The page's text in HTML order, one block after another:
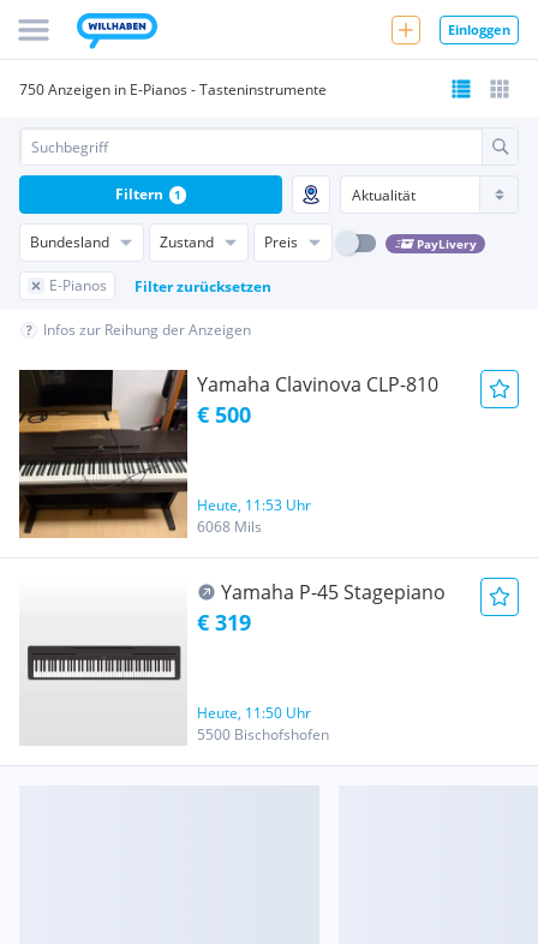
Einloggen
750 Anzeigen in E-Pianos - Tasteninstrumente
Bundesland Zustand Preis PayLivery
E-Pianos Filter zurücksetzen
Filtern 1
Infos zur Reihung der Anzeigen
Yamaha Clavinova CLP-810
€ 500
Heute, 11:53 Uhr
6068 Mils
Yamaha P-45 Stagepiano
€ 319
Heute, 11:50 Uhr
5500 Bischofshofen